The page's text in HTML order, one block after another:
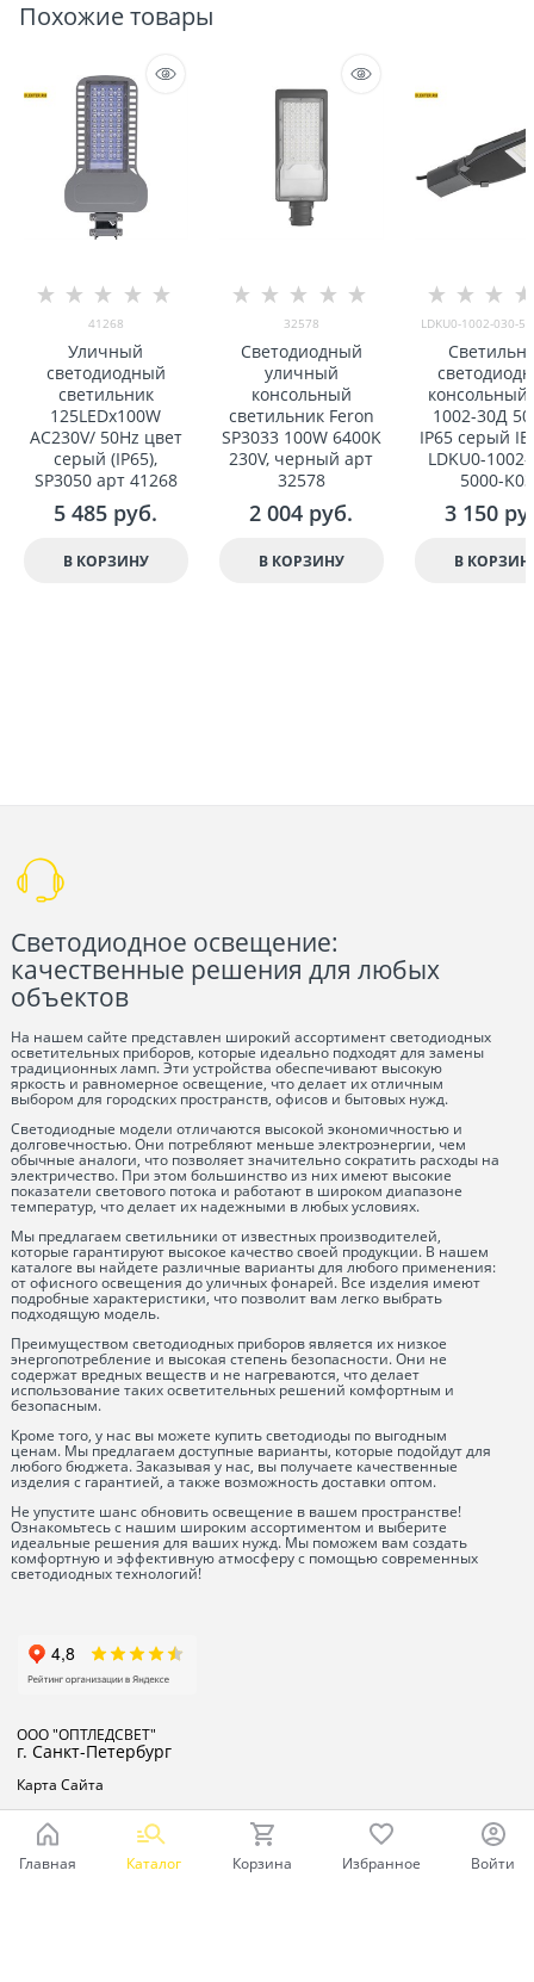
Похожие товары
41268
Уличный
светодиодный
светильник
125LEDx100W
AC230V/ 50Hz цвет
серый (IP65),
SP3050 арт 41268
5 485 руб.
В КОРЗИНУ
32578
Светодиодный
уличный
консольный
светильник Feron
SP3033 100W 6400K
230V, черный арт
32578
2 004 руб.
В КОРЗИНУ
LDKU0-1002-030-
1002-30Д
IP65 серый
LDKU0-
5000-K03
3 150
В
Светодиодное освещение:
качественные решения для любых
объектов
На нашем сайте представлен широкий ассортимент светодиодных
осветительных приборов, которые идеально подходят для замены
традиционных ламп. Эти устройства обеспечивают высокую
яркость и равномерное освещение, что делает их отличным
выбором для городских пространств, офисов и бытовых нужд.
Светодиодные модели отличаются высокой экономичностью и
долговечностью. Они потребляют меньше электроэнергии, чем
обычные аналоги, что позволяет значительно сократить расходы на
электричество. При этом большинство из них имеют высокие
показатели светового потока и работают в широком диапазоне
температур, что делает их надежными в любых условиях.
Мы предлагаем светильники от известных производителей,
которые гарантируют высокое качество своей продукции. В нашем
каталоге вы найдете различные варианты для любого применения:
от офисного освещения до уличных фонарей. Все изделия имеют
подробные характеристики, что позволит вам легко выбрать
подходящую модель.
Преимуществом светодиодных приборов является их низкое
энергопотребление и высокая степень безопасности. Они не
содержат вредных веществ и не нагреваются, что делает
использование таких осветительных решений комфортным и
безопасным.
Кроме того, у нас вы можете купить светодиоды по выгодным
ценам. Мы предлагаем доступные варианты, которые подойдут для
любого бюджета. Заказывая у нас, вы получаете качественные
изделия с гарантией, а также возможность доставки оптом.
Не упустите шанс обновить освещение в вашем пространстве!
Ознакомьтесь с нашим широким ассортиментом и выберите
идеальные решения для ваших нужд. Мы поможем вам создать
комфортную и эффективную атмосферу с помощью современных
светодиодных технологий!
ООО "ОПТЛЕДСВЕТ"
г. Санкт-Петербург
Карта Сайта
Главная Каталог Корзина Избранное Войти